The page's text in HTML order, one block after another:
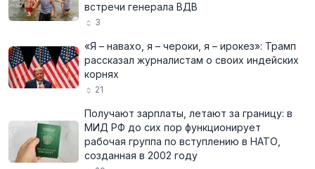
встречи генерала ВДВ
3
«Я – навахо, я – чероки, я – ирокез»: Трамп
рассказал журналистам о своих индейских
корнях
21
Получают зарплаты, летают за границу: в
МИД РФ до сих пор функционирует
рабочая группа по вступлению в НАТО,
созданная в 2002 году